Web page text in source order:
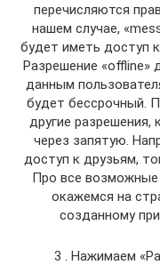
перечисляются
нашем случае,
будет иметь доступ
Разрешение «offline»
данным
будет бессрочный.
другие
через запятую.
доступ к друзьям,
Про все возможные
окажемся на
созданному
3 . Нажимаем